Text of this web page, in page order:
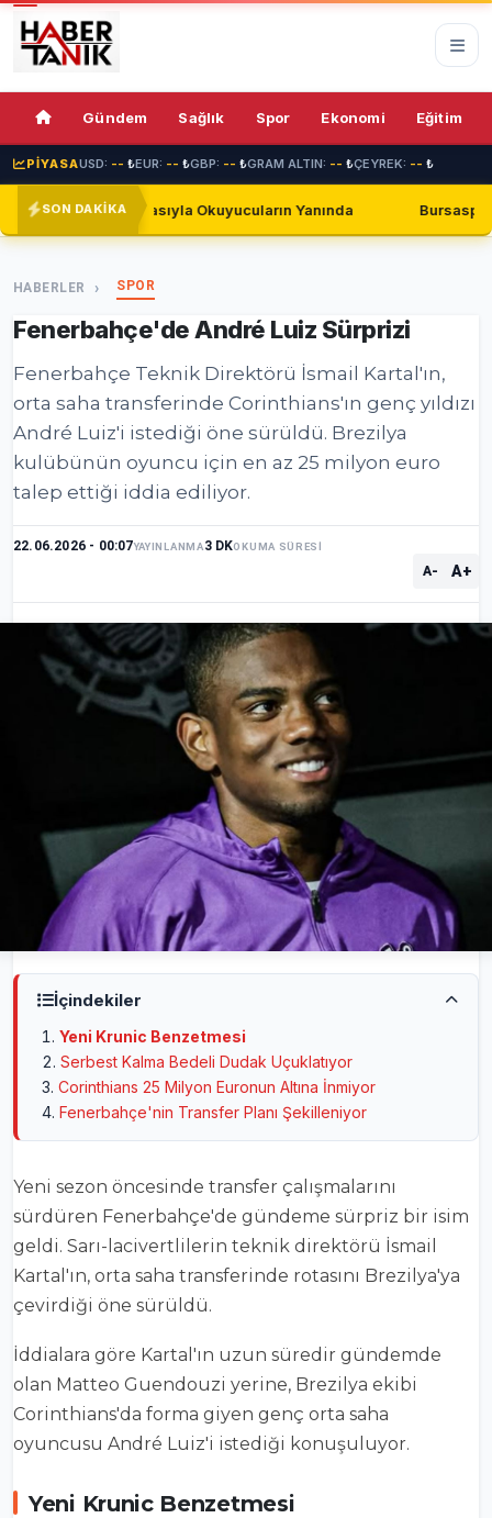
Gündem Sağlık Spor Ekonomi Eğitim
PİYASAUSD: -- ₺EUR: -- ₺GBP: -- ₺GRAM ALTIN: -- ₺ÇEYREK: -- ₺
SON DAKİKA
Okuyucuların Yanında Bursaspor, Shakhtar Donetsk
75%
HABERLER SPOR
Fenerbahçe'de André Luiz Sürprizi
Fenerbahçe Teknik Direktörü İsmail Kartal'ın,
orta saha transferinde Corinthians'ın genç yıldızı
André Luiz'i istediği öne sürüldü. Brezilya
kulübünün oyuncu için en az 25 milyon euro
talep ettiği iddia ediliyor.
22.06.2026 - 00:07YAYINLANMA3 DKOKUMA SÜRESİ
A- A+
İçindekiler
Yeni Krunic Benzetmesi
Serbest Kalma Bedeli Dudak Uçuklatıyor
Corinthians 25 Milyon Euronun Altına İnmiyor
Fenerbahçe'nin Transfer Planı Şekilleniyor
Yeni sezon öncesinde transfer çalışmalarını
sürdüren Fenerbahçe'de gündeme sürpriz bir isim
geldi. Sarı-lacivertlilerin teknik direktörü İsmail
Kartal'ın, orta saha transferinde rotasını Brezilya'ya
çevirdiği öne sürüldü.
İddialara göre Kartal'ın uzun süredir gündemde
olan Matteo Guendouzi yerine, Brezilya ekibi
Corinthians'da forma giyen genç orta saha
oyuncusu André Luiz'i istediği konuşuluyor.
Yeni Krunic Benzetmesi